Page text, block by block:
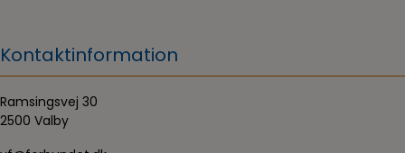
Kontaktinformation
Ramsingsvej 30
2500 Valby